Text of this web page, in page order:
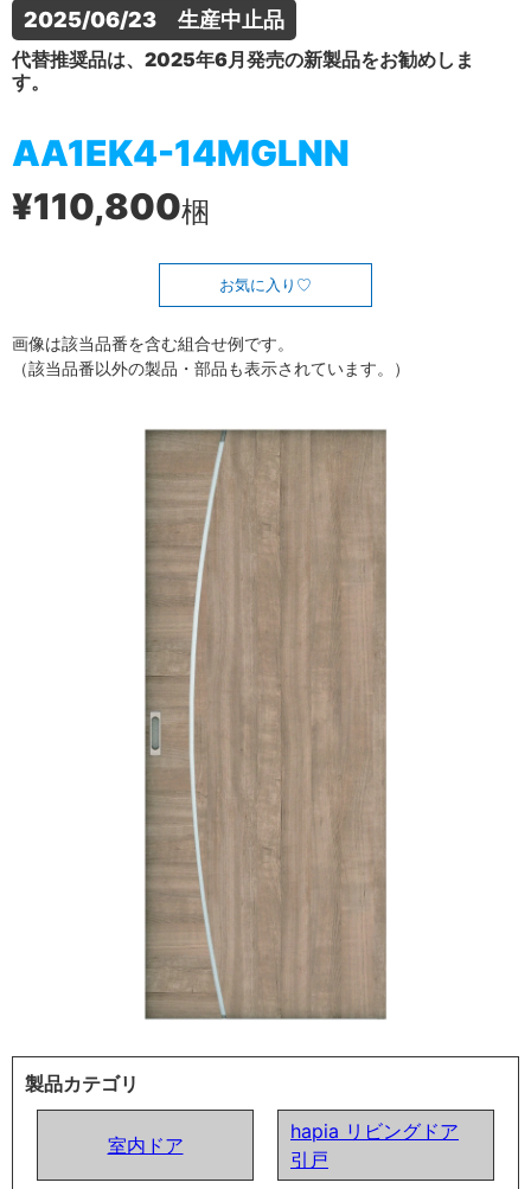
2025/06/23　生産中止品
代替推奨品は、2025年6月発売の新製品をお勧めしま
す。
AA1EK4-14MGLNN
¥110,800梱
お気に入り
画像は該当品番を含む組合せ例です。
（該当品番以外の製品・部品も表示されています。）
製品カテゴリ
室内ドア
hapia リビングドア
引戸